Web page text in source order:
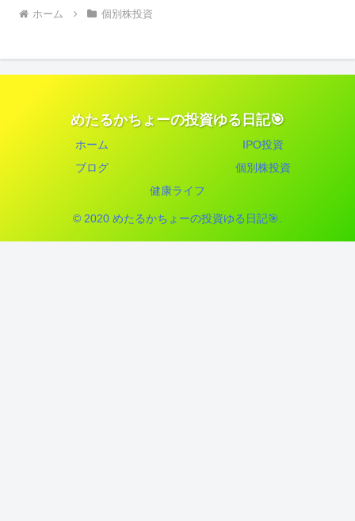
ホーム 個別株投資
めたるかちょーの投資ゆる日記🎯
ホーム
IPO投資
ブログ
個別株投資
健康ライフ
© 2020 めたるかちょーの投資ゆる日記🎯.